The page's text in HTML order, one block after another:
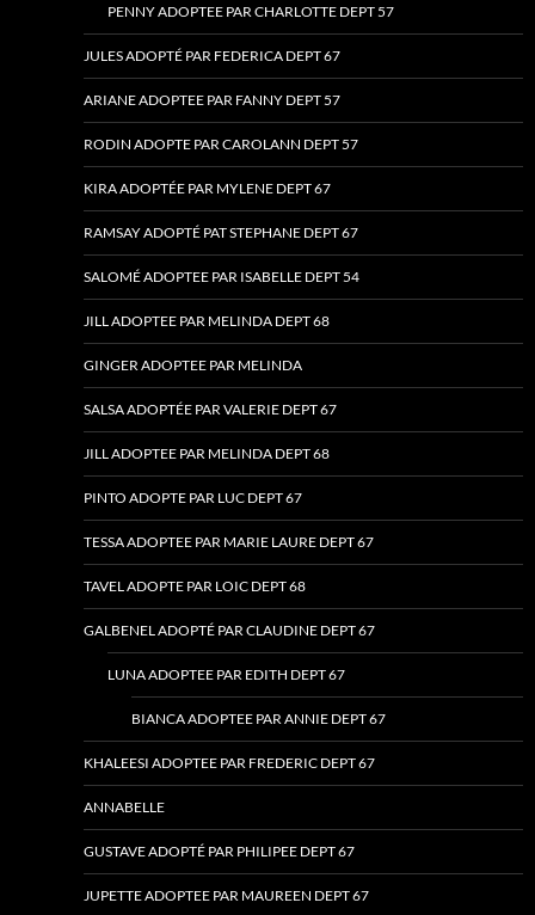
PENNY ADOPTEE PAR CHARLOTTE DEPT 57
JULES ADOPTÉ PAR FEDERICA DEPT 67
ARIANE ADOPTEE PAR FANNY DEPT 57
RODIN ADOPTE PAR CAROLANN DEPT 57
KIRA ADOPTÉE PAR MYLENE DEPT 67
RAMSAY ADOPTÉ PAT STEPHANE DEPT 67
SALOMÉ ADOPTEE PAR ISABELLE DEPT 54
JILL ADOPTEE PAR MELINDA DEPT 68
GINGER ADOPTEE PAR MELINDA
SALSA ADOPTÉE PAR VALERIE DEPT 67
JILL ADOPTEE PAR MELINDA DEPT 68
PINTO ADOPTE PAR LUC DEPT 67
TESSA ADOPTEE PAR MARIE LAURE DEPT 67
TAVEL ADOPTE PAR LOIC DEPT 68
GALBENEL ADOPTÉ PAR CLAUDINE DEPT 67
LUNA ADOPTEE PAR EDITH DEPT 67
BIANCA ADOPTEE PAR ANNIE DEPT 67
KHALEESI ADOPTEE PAR FREDERIC DEPT 67
ANNABELLE
GUSTAVE ADOPTÉ PAR PHILIPEE DEPT 67
JUPETTE ADOPTEE PAR MAUREEN DEPT 67